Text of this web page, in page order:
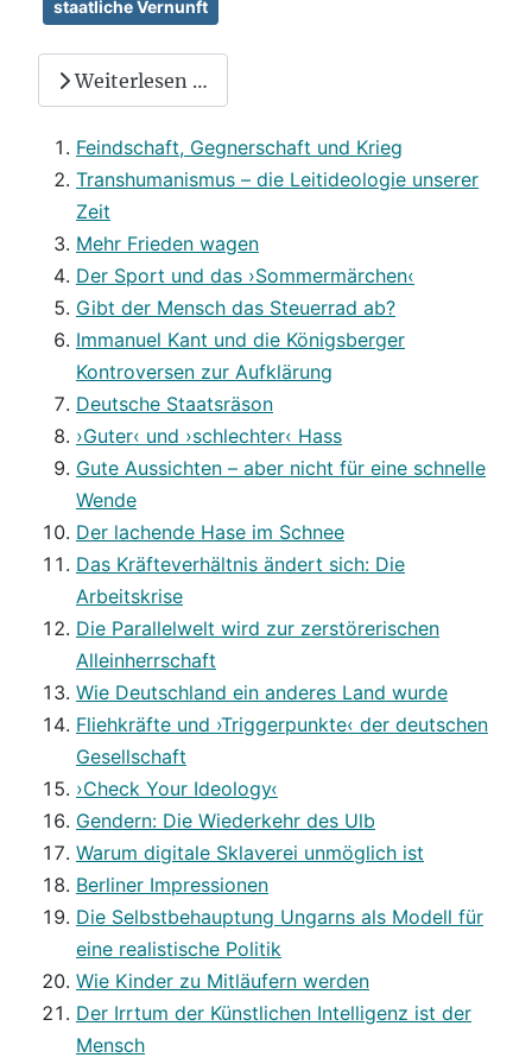
staatliche Vernunft
Weiterlesen …
Feindschaft, Gegnerschaft und Krieg
Transhumanismus – die Leitideologie unserer
Zeit
Mehr Frieden wagen
Der Sport und das ›Sommermärchen‹
Gibt der Mensch das Steuerrad ab?
Immanuel Kant und die Königsberger
Kontroversen zur Aufklärung
Deutsche Staatsräson
›Guter‹ und ›schlechter‹ Hass
Gute Aussichten – aber nicht für eine schnelle
Wende
Der lachende Hase im Schnee
Das Kräfteverhältnis ändert sich: Die
Arbeitskrise
Die Parallelwelt wird zur zerstörerischen
Alleinherrschaft
Wie Deutschland ein anderes Land wurde
Fliehkräfte und ›Triggerpunkte‹ der deutschen
Gesellschaft
›Check Your Ideology‹
Gendern: Die Wiederkehr des Ulb
Warum digitale Sklaverei unmöglich ist
Berliner Impressionen
Die Selbstbehauptung Ungarns als Modell für
eine realistische Politik
Wie Kinder zu Mitläufern werden
Der Irrtum der Künstlichen Intelligenz ist der
Mensch